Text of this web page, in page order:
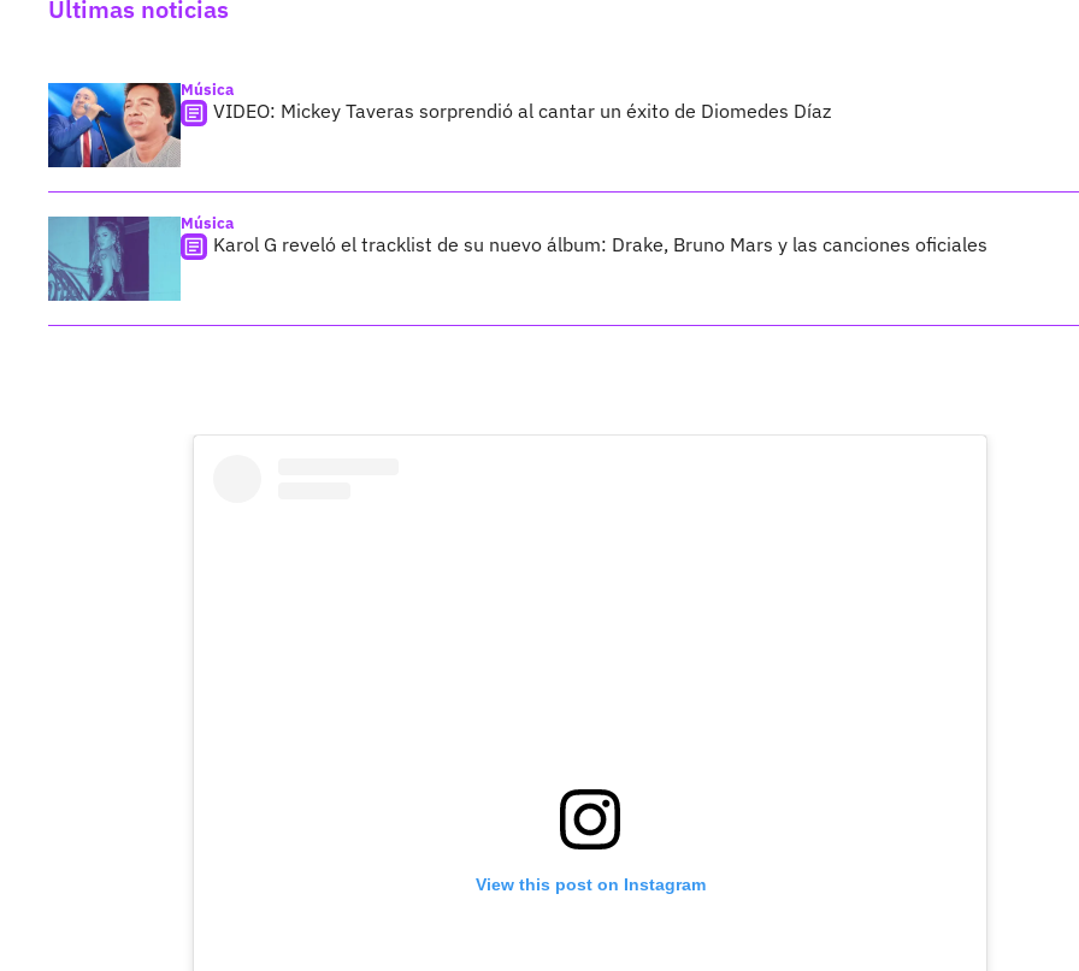
Últimas noticias
Música
VIDEO: Mickey Taveras sorprendió al cantar un éxito de Diomedes Díaz
Música
Karol G reveló el tracklist de su nuevo álbum: Drake, Bruno Mars y las canciones oficiales
View this post on Instagram